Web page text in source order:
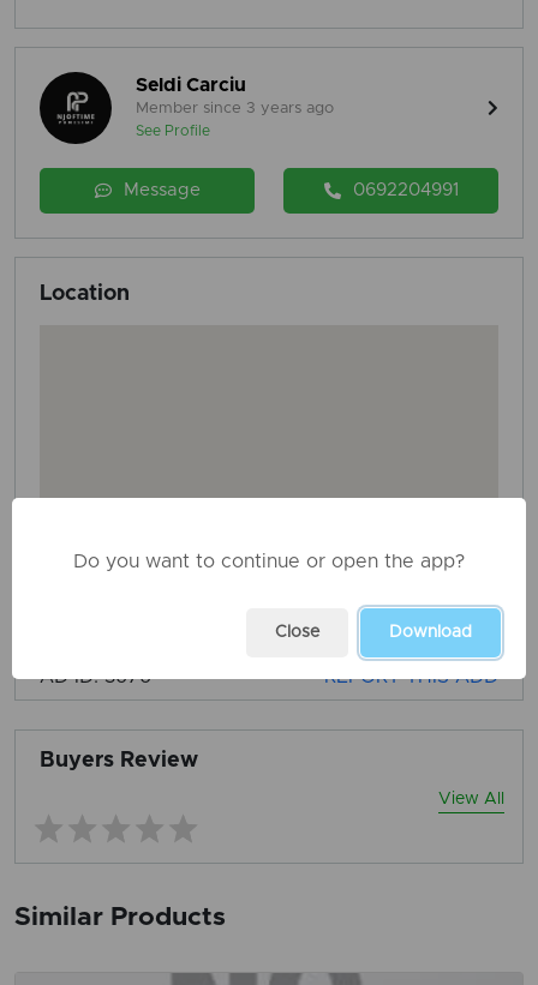
Seldi Carciu
Member since 3 years ago
See Profile
Message 0692204991
Location
AD ID: 3676 REPORT THIS ADD
Buyers Review
View All
Similar Products
Do you want to continue or open the app?
Close Download